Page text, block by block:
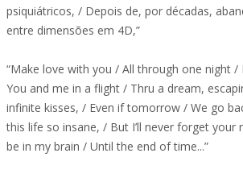
psiquiátricos, / Depois de, por décadas,
entre dimensões em 4D,”
“Make love with you / All through one night /
You and me in a flight / Thru a dream,
infinite kisses, / Even if tomorrow / We go
this life so insane, / But I’ll never forget your
be in my brain / Until the end of time...”